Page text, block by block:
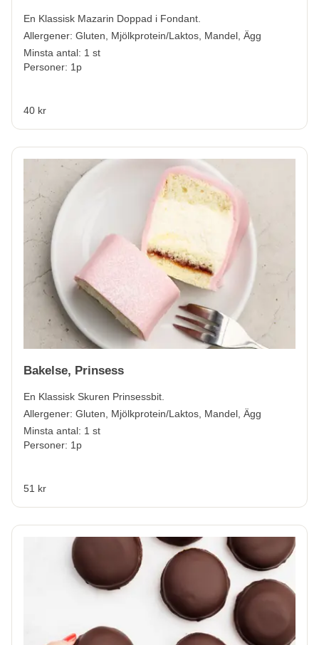
En Klassisk Mazarin Doppad i Fondant.
Allergener: Gluten, Mjölkprotein/Laktos, Mandel, Ägg
Minsta antal: 1 st
Personer: 1p
40 kr
Bakelse, Prinsess
En Klassisk Skuren Prinsessbit.
Allergener: Gluten, Mjölkprotein/Laktos, Mandel, Ägg
Minsta antal: 1 st
Personer: 1p
51 kr